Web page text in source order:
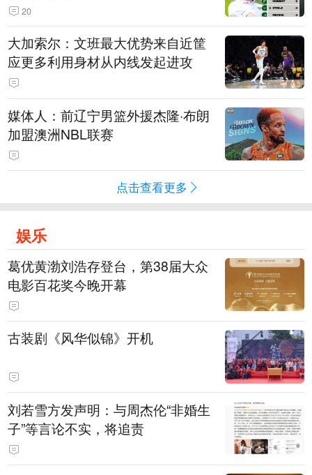
20
大加索尔：文班最大优势来自近筐
应更多利用身材从内线发起进攻
媒体人：前辽宁男篮外援杰隆·布朗
加盟澳洲NBL联赛
点击查看更多
娱乐
葛优黄渤刘浩存登台，第38届大众
电影百花奖今晚开幕
古装剧《风华似锦》开机
刘若雪方发声明：与周杰伦“非婚生
子”等言论不实，将追责